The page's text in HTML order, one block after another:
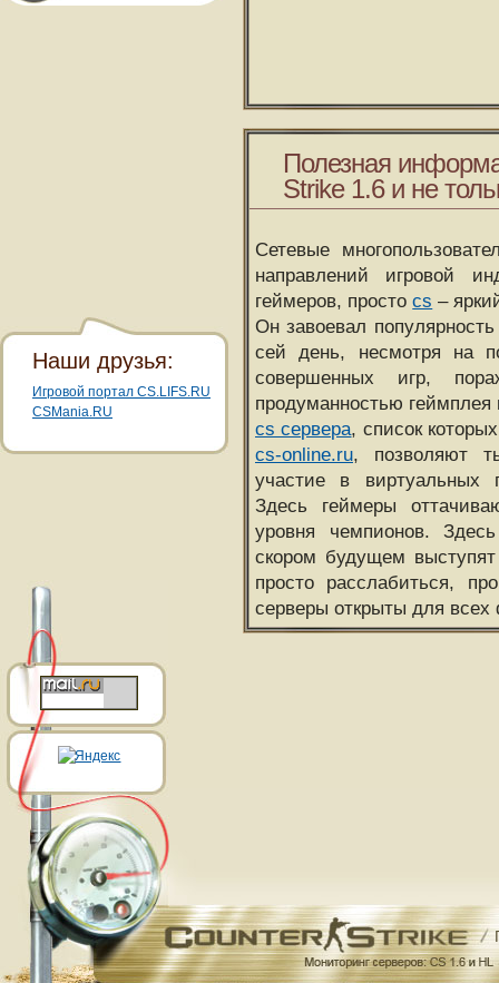
Полезная
Strike 1.6 и не
Сетевые
направлений игровой
геймеров, простоcs –
Он завоевал
сей день, несмотря на
совершенных игр,
продуманностью
cs сервера, список
cs-online.ru, позволяют
участие в виртуальных
Здесь геймеры
уровня чемпионов.
скором будущем
просто расслабиться,
серверы открыты для всех
Наши друзья:
Игровой портал CS.LIFS.RU
CSMania.RU